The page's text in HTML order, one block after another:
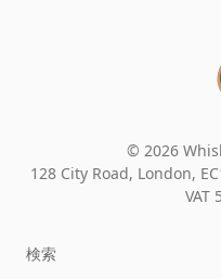
© 2026
128 City Road, London,
VAT
検索